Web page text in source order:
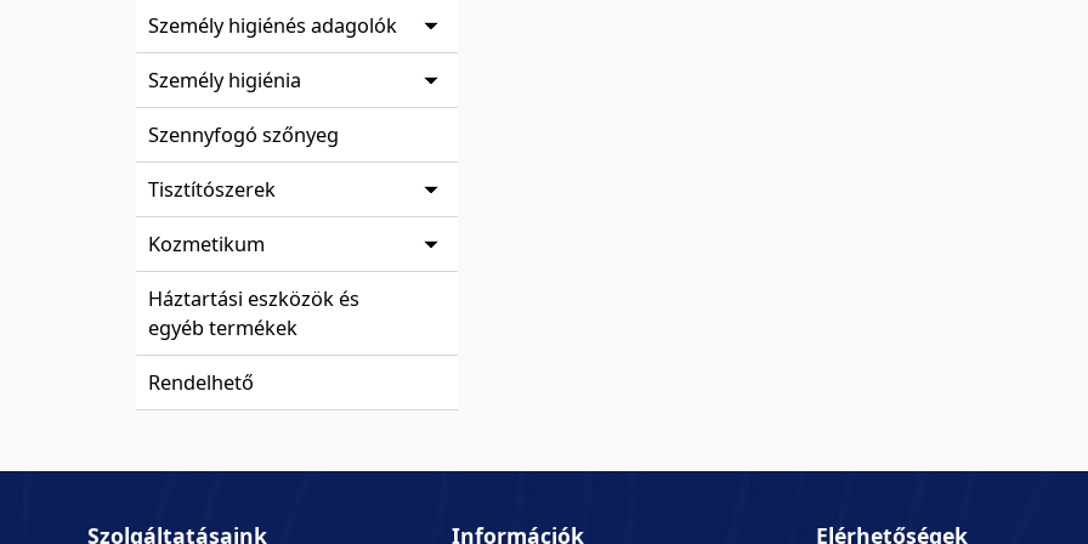
Személy higiénés adagolók
Személy higiénia
Szennyfogó szőnyeg
Tisztítószerek
Kozmetikum
Háztartási eszközök és
egyéb termékek
Rendelhető
Szolgáltatásaink Információk Elérhetőségek